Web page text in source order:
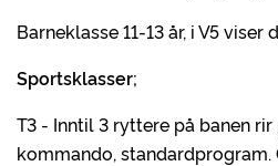
Barneklasse 11-13 år, i V5
Sportsklasser;
T3 - Inntil 3 ryttere på banen rir
kommando, standardprogram.